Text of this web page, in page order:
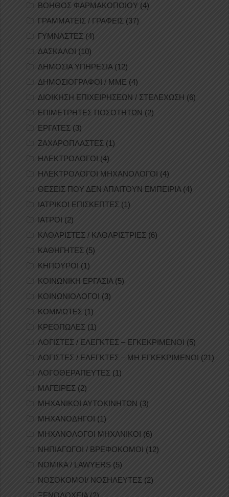
ΒΟΗΘΟΣ ΦΑΡΜΑΚΟΠΟΙΟΥ (4)
ΓΡΑΜΜΑΤΕΙΣ / ΓΡΑΦΕΙΣ (37)
ΓΥΜΝΑΣΤΕΣ (4)
ΔΑΣΚΑΛΟΙ (10)
ΔΗΜΟΣΙΑ ΥΠΗΡΕΣΙΑ (12)
ΔΗΜΟΣΙΟΓΡΑΦΟΙ / ΜΜΕ (4)
ΔΙΟΙΚΗΣΗ ΕΠΙΧΕΙΡΗΣΕΩΝ / ΣΤΕΛΕΧΩΣΗ (6)
ΕΠΙΜΕΤΡΗΤΕΣ ΠΟΣΟΤΗΤΩΝ (2)
ΕΡΓΑΤΕΣ (3)
ΖΑΧΑΡΟΠΛΑΣΤΕΣ (1)
ΗΛΕΚΤΡΟΛΟΓΟΙ (4)
ΗΛΕΚΤΡΟΛΟΓΟΙ ΜΗΧΑΝΟΛΟΓΟΙ (4)
ΘΕΣΕΙΣ ΠΟΥ ΔΕΝ ΑΠΑΙΤΟΥΝ ΕΜΠΕΙΡΙΑ(4)
ΙΑΤΡΙΚΟΙ ΕΠΙΣΚΕΠΤΕΣ (1)
ΙΑΤΡΟΙ (2)
ΚΑΘΑΡΙΣΤΕΣ / ΚΑΘΑΡΙΣΤΡΙΕΣ (6)
ΚΑΘΗΓΗΤΕΣ (5)
ΚΗΠΟΥΡΟΙ (1)
ΚΟΙΝΩΝΙΚΗ ΕΡΓΑΣΙΑ (5)
ΚΟΙΝΩΝΙΟΛΟΓΟΙ (3)
ΚΟΜΜΩΤΕΣ (1)
ΚΡΕΟΠΩΛΕΣ (1)
ΛΟΓΙΣΤΕΣ / ΕΛΕΓΚΤΕΣ – ΕΓΚΕΚΡΙΜΕΝΟΙ (5)
ΛΟΓΙΣΤΕΣ / ΕΛΕΓΚΤΕΣ – ΜΗ ΕΓΚΕΚΡΙΜΕΝΟΙ (21)
ΛΟΓΟΘΕΡΑΠΕΥΤΕΣ (1)
ΜΑΓΕΙΡΕΣ (2)
ΜΗΧΑΝΙΚΟΙ ΑΥΤΟΚΙΝΗΤΩΝ (3)
ΜΗΧΑΝΟΔΗΓΟΙ (1)
ΜΗΧΑΝΟΛΟΓΟΙ ΜΗΧΑΝΙΚΟΙ (6)
ΝΗΠΙΑΓΩΓΟΙ / ΒΡΕΦΟΚΟΜΟΙ (12)
ΝΟΜΙΚΑ / LAWYERS (5)
ΝΟΣΟΚΟΜΟΙ/ ΝΟΣΗΛΕΥΤΕΣ (2)
ΞΕΝΟΔΟΧΕΙΑ (2)